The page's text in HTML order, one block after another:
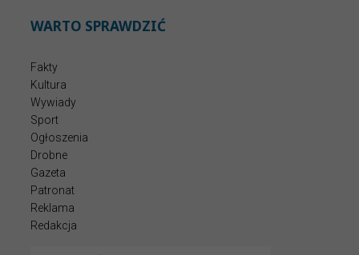
WARTO SPRAWDZIĆ
Fakty
Kultura
Wywiady
Sport
Ogłoszenia
Drobne
Gazeta
Patronat
Reklama
Redakcja